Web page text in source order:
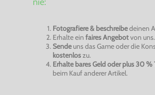
Fotografiere & beschreibedeinen
Erhalte ein faires Angebotvon uns.
Sendeuns das Game oder die
kostenloszu.
Erhalte bares Geld oder plus 30 %
beim Kauf anderer Artikel.